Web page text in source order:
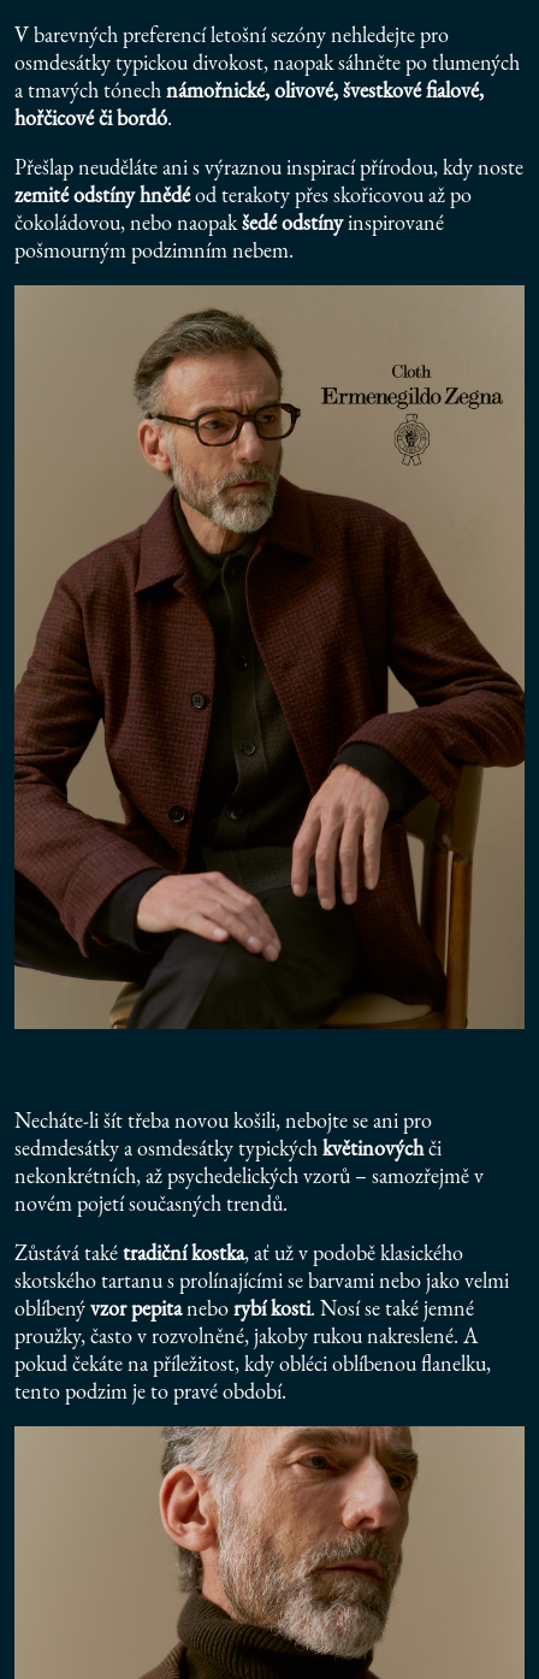
V barevných preferencí letošní sezóny nehledejte pro
osmdesátky typickou divokost, naopak sáhněte po tlumených
a tmavých tónechnámořnické, olivové, švestkové fialové,
hořčicové či bordó.
Přešlap neuděláte ani s výraznou inspirací přírodou, kdy noste
zemité odstíny hnědéod terakoty přes skořicovou až po
čokoládovou, nebo naopakšedé odstínyinspirované
pošmourným podzimním nebem.
Necháte-li šít třeba novou košili, nebojte se ani pro
sedmdesátky a osmdesátky typickýchkvětinovýchči
nekonkrétních, až psychedelických vzorů – samozřejmě v
novém pojetí současných trendů.
Zůstává takétradiční kostka, ať už v podobě klasického
skotského tartanu s prolínajícími se barvami nebo jako velmi
oblíbenývzor pepitaneborybí kosti. Nosí se také jemné
proužky, často v rozvolněné, jakoby rukou nakreslené. A
pokud čekáte na příležitost, kdy obléci oblíbenou flanelku,
tento podzim je to pravé období.